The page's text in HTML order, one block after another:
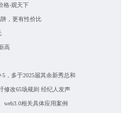
格-观天下
，更有性价比
高
，多于2025届其余新秀总和
修改65场规则 经纪人发声
相关具体应用案例